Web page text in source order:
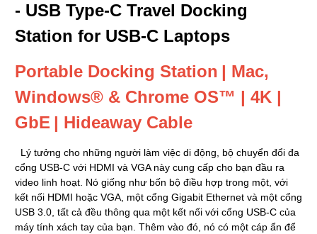
- USB Type-C Travel Docking
Station for USB-C Laptops
Portable Docking Station | Mac,
Windows® & Chrome OS™ | 4K |
GbE | Hideaway Cable
Lý tưởng cho những người làm việc di động, bộ chuyển đổi đa
cổng USB-C với HDMI và VGA này cung cấp cho bạn đầu ra
video linh hoạt. Nó giống như bốn bộ điều hợp trong một, với
kết nối HDMI hoặc VGA, một cổng Gigabit Ethernet và một cổng
USB 3.0, tất cả đều thông qua một kết nối với cổng USB-C của
máy tính xách tay của bạn. Thêm vào đó, nó có một cáp ẩn để